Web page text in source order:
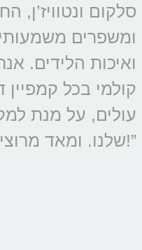
ומשפרים
ואיכות הלידים.
קולמי בכל קמפיין
עולים, על מנת
שלנו. ומאד מרוצים מהתוצאות ומהשרות!”